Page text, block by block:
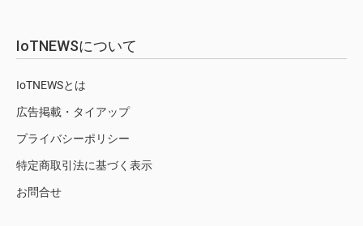
IoTNEWSについて
IoTNEWSとは
広告掲載・タイアップ
プライバシーポリシー
特定商取引法に基づく表示
お問合せ